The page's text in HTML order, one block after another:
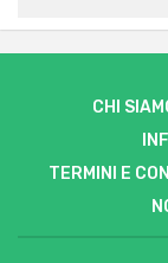
CHI
TERMINI E